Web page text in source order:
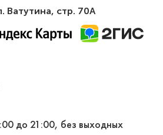
Ватутина, стр. 70А
до 21:00, без выходных